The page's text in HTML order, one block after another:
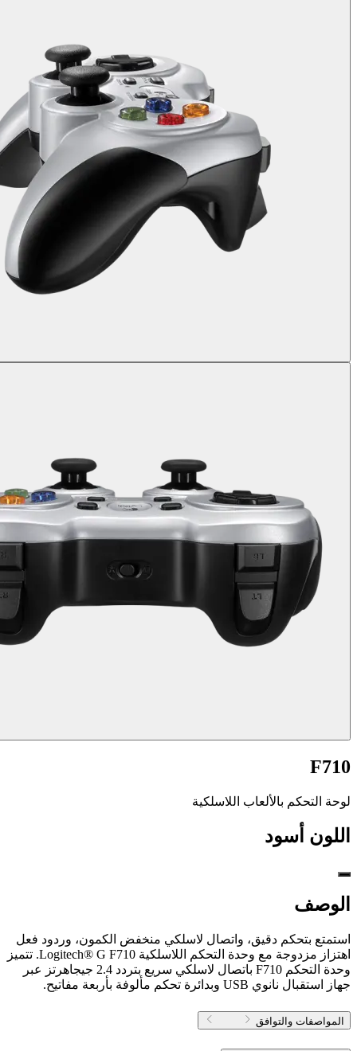
F710
لوحة التحكم بالألعاب اللاسلكية
اللون أسود
الوصف
استمتع بتحكم دقيق، واتصال لاسلكي منخفض الكمون، وردود فعل
اهتزاز مزدوجة مع وحدة التحكم اللاسلكية Logitech® G F710. تتميز
وحدة التحكم F710 باتصال لاسلكي سريع بتردد 2.4 جيجاهرتز عبر
جهاز استقبال نانوي USB وبدائرة تحكم مألوفة بأربعة مفاتيح.
المواصفات والتوافق